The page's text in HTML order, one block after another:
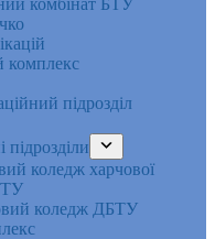
комбінат БТУ
комплекс
підрозділ
підрозділи
коледж харчової
коледж ДБТУ